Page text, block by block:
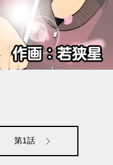
第1話